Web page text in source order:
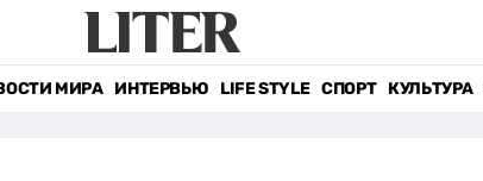
МИРА ИНТЕРВЬЮ LIFE STYLE СПОРТ КУЛЬТУРА